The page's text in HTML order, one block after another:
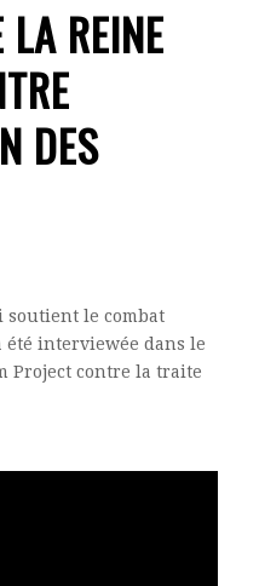
REINE
DES
soutient le combat
été interviewée dans le
Project contre la traite